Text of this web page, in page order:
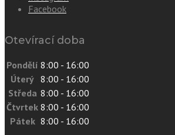
Facebook
Otevírací doba
Pondělí 8:00 - 16:00
Úterý 8:00 - 16:00
Středa 8:00 - 16:00
Čtvrtek 8:00 - 16:00
Pátek 8:00 - 16:00